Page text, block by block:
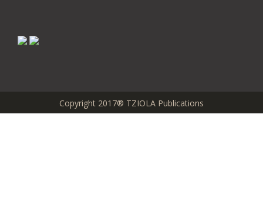
Copyright 2017® TZIOLA Publications